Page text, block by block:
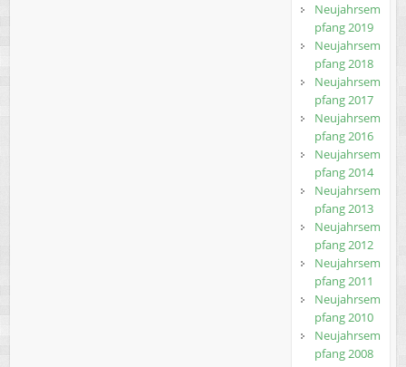
Neujahrsem
pfang 2019
Neujahrsem
pfang 2018
Neujahrsem
pfang 2017
Neujahrsem
pfang 2016
Neujahrsem
pfang 2014
Neujahrsem
pfang 2013
Neujahrsem
pfang 2012
Neujahrsem
pfang 2011
Neujahrsem
pfang 2010
Neujahrsem
pfang 2008